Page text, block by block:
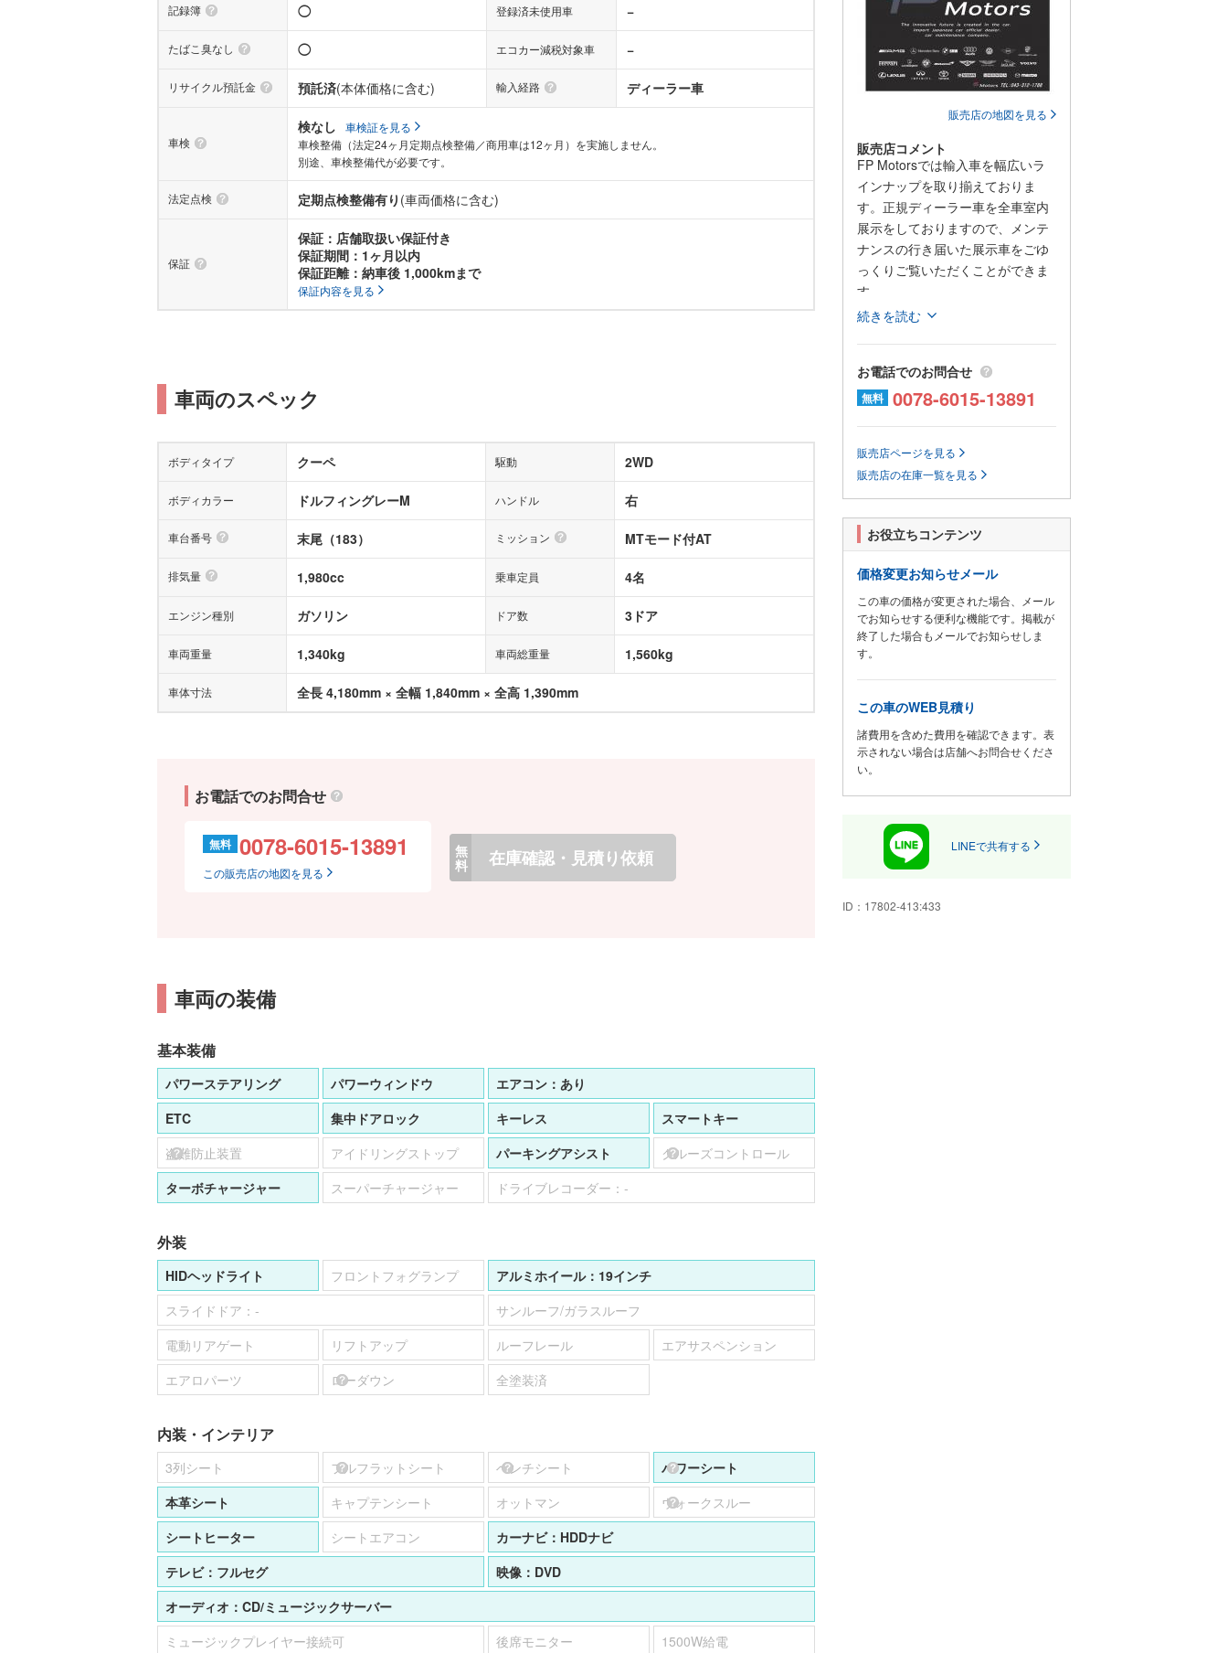
記録簿 ◯ 登録済未使用車 −
たばこ臭なし ◯ エコカー減税対象車 −
リサイクル預託金 預託済(本体価格に含む) 輸入経路 ディーラー車
車検
検なし
車検証を見る
車検整備（法定24ヶ月定期点検整備／商用車は12ヶ月）を実施しません。
別途、車検整備代が必要です。
法定点検 定期点検整備有り (車両価格に含む)
保証
保証：店舗取扱い保証付き
保証期間：1ヶ月以内
保証距離：納車後 1,000kmまで
保証内容を見る
車両のスペック
ボディタイプ クーペ 駆動 2WD
ボディカラー ドルフィングレーM ハンドル 右
車台番号 末尾（183） ミッション MTモード付AT
排気量 1,980cc 乗車定員 4名
エンジン種別 ガソリン ドア数 3ドア
車両重量 1,340kg 車両総重量 1,560kg
車体寸法 全長 4,180mm × 全幅 1,840mm × 全高 1,390mm
お電話でのお問合せ
無料 0078-6015-13891
この販売店の地図を見る
無
料
在庫確認・見積り依頼
車両の装備
基本装備
パワーステアリング パワーウィンドウ エアコン： あり
ETC
集中ドアロック キーレス
スマートキー
盗難防止装置
アイドリングストップ パーキングアシスト
クルーズコントロール
ターボチャージャー
スーパーチャージャー ドライブレコーダー： -
外装
HIDヘッドライト フロントフォグランプ アルミホイール： 19インチ
スライドドア： -
サンルーフ/ガラスルーフ
電動リアゲート
リフトアップ ルーフレール
エアサスペンション
エアロパーツ
ローダウン 全塗装済
内装・インテリア
3列シート フルフラットシート ベンチシート
パワーシート
本革シート
キャプテンシート オットマン
ウォークスルー
シートヒーター
シートエアコン カーナビ： HDDナビ
テレビ： フルセグ 映像： DVD
オーディオ： CD ミュージックサーバー
ミュージックプレイヤー接続可
後席モニター 1500W給電
販売店の地図を見る
販売店コメント
FP Motorsでは輸入車を幅広いラ
インナップを取り揃えておりま
す。正規ディーラー車を全車室内
展示をしておりますので、メンテ
ナンスの行き届いた展示車をごゆ
っくりご覧いただくことができま
す。
ラー様と提携しております。
自社にて各種テスター完備してお
随時承っております。車両販売だ
けでなく、車検メンテナンスのご
相談などあらゆるご要望に
お応えしてまいりますので、何な
りとお気軽にスタッフまでお申し
付け下さい。
FP Motorsは2017年7月15日にオ
ープン致しました。屋内展示場を
ご用意して皆様をお迎えいたしま
す。展示車両はすべて整備履歴が
にて点検を実施しております。販
売だけでなくメンテナンスも随時
承っております。お客様からお預
かりしたお車も屋内にて厳重に管
理いたします。
表示以外は一切料金を頂いており
ません。(圏外登録費用、車庫証
当社販売車両はすべて保証付とな
続きを読む
お電話でのお問合せ
無料 0078-6015-13891
販売店ページを見る
販売店の在庫一覧を見る
お役立ちコンテンツ
価格変更お知らせメール
この車の価格が変更された場合、メール
でお知らせする便利な機能です。掲載が
終了した場合もメールでお知らせしま
す。
この車のWEB見積り
諸費用を含めた費用を確認できます。表
示されない場合は店舗へお問合せくださ
い。
LINEで共有する
ID： 17802-413:433